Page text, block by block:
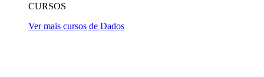
CURSOS
Ver mais cursos de Dados